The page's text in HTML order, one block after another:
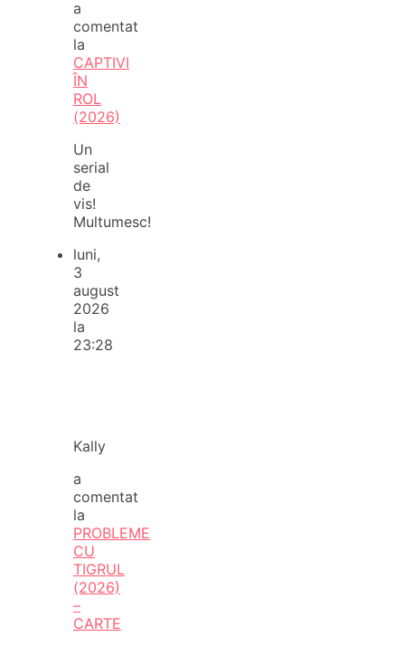
a
comentat
la
CAPTIVI
ÎN
ROL
(2026)
Un
serial
de
vis!
Multumesc!
luni,
3
august
2026
la
23:28
Kally
a
comentat
la
PROBLEME
CU
TIGRUL
(2026)
–
CARTE